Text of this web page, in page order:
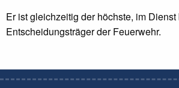
Er ist gleichzeitig der höchste, im
Entscheidungsträger der Feuerwehr.